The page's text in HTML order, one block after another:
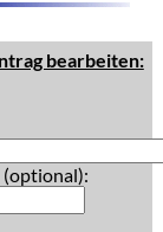
bearbeiten:
(optional):